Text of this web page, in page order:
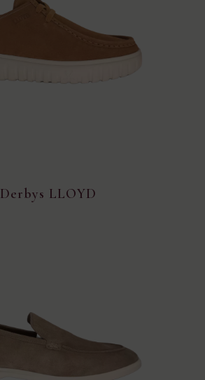
Derbys LLOYD